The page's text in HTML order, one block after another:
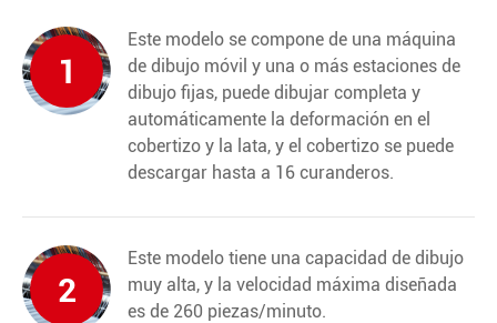
1
Este modelo se compone de una máquina
de dibujo móvil y una o más estaciones de
dibujo fijas, puede dibujar completa y
automáticamente la deformación en el
cobertizo y la lata, y el cobertizo se puede
descargar hasta a 16 curanderos.
2
Este modelo tiene una capacidad de dibujo
muy alta, y la velocidad máxima diseñada
es de 260 piezas/minuto.